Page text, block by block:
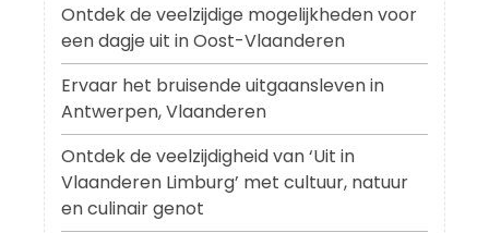
Ontdek de veelzijdige mogelijkheden voor
een dagje uit in Oost-Vlaanderen
Ervaar het bruisende uitgaansleven in
Antwerpen, Vlaanderen
Ontdek de veelzijdigheid van ‘Uit in
Vlaanderen Limburg’ met cultuur, natuur
en culinair genot